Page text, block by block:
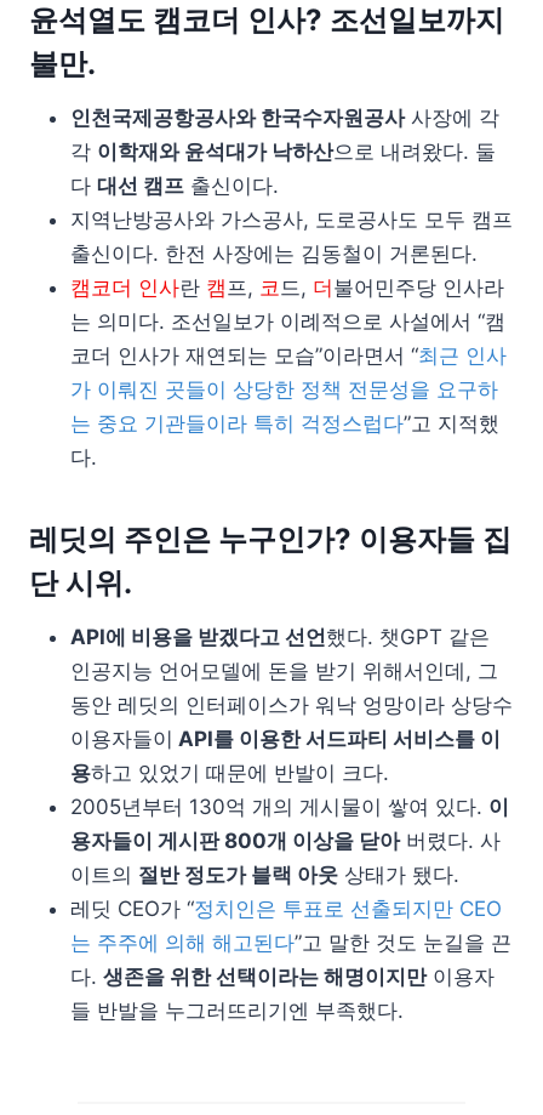
윤석열도 캠코더 인사? 조선일보까지
불만.
인천국제공항공사와 한국수자원공사사장에 각
각 이학재와 윤석대가 낙하산으로 내려왔다. 둘
다 대선 캠프 출신이다.
지역난방공사와 가스공사, 도로공사도 모두 캠프
출신이다. 한전 사장에는 김동철이 거론된다.
캠코더 인사란 캠 프, 코 드, 더불어민주당 인사라
는 의미다. 조선일보가 이례적으로 사설에서 “캠
코더 인사가 재연되는 모습”이라면서 “최근 인사
가 이뤄진 곳들이 상당한 정책 전문성을 요구하
는 중요 기관들이라 특히 걱정스럽다”고 지적했
다.
레딧의 주인은 누구인가? 이용자들 집
단 시위.
API에 비용을 받겠다고 선언했다. 챗GPT 같은
인공지능 언어모델에 돈을 받기 위해서인데, 그
동안 레딧의 인터페이스가 워낙 엉망이라 상당수
이용자들이 API를 이용한 서드파티 서비스를 이
용하고 있었기 때문에 반발이 크다.
2005년부터 130억 개의 게시물이 쌓여 있다. 이
용자들이 게시판 800개 이상을 닫아버렸다. 사
이트의 절반 정도가 블랙 아웃 상태가 됐다.
레딧 CEO가 “정치인은 투표로 선출되지만 CEO
는 주주에 의해 해고된다”고 말한 것도 눈길을 끈
다. 생존을 위한 선택이라는 해명이지만이용자
들 반발을 누그러뜨리기엔 부족했다.